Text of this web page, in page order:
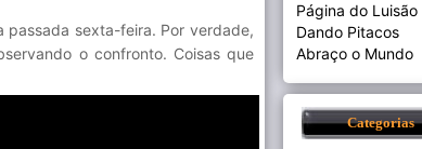
passada sexta-feira. Por verdade,
o confronto. Coisas que
Página do Luisão
Dando Pitacos
Abraço o Mundo
Categorias